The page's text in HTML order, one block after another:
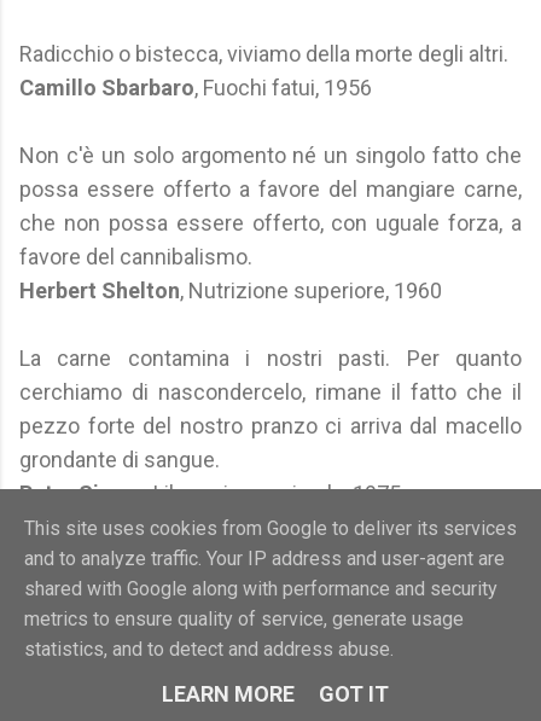
Radicchio o bistecca, viviamo della morte degli altri.
Camillo Sbarbaro, Fuochi fatui, 1956
Non c'è un solo argomento né un singolo fatto che
possa essere offerto a favore del mangiare carne,
che non possa essere offerto, con uguale forza, a
favore del cannibalismo.
Herbert Shelton, Nutrizione superiore, 1960
La carne contamina i nostri pasti. Per quanto
cerchiamo di nascondercelo, rimane il fatto che il
pezzo forte del nostro pranzo ci arriva dal macello
grondante di sangue.
Peter Singer, Liberazione animale, 1975
Uccidere un animale è di per sé un atto che turba. È
stato detto che, se dovessimo uccidere
personalmente per procurarci la carne, saremmo
tutti vegetariani.
, ibidem
This site uses cookies from Google to deliver its services
and to analyze traffic. Your IP address and user-agent are
shared with Google along with performance and security
metrics to ensure quality of service, generate usage
statistics, and to detect and address abuse.
LEARN MORE GOT IT